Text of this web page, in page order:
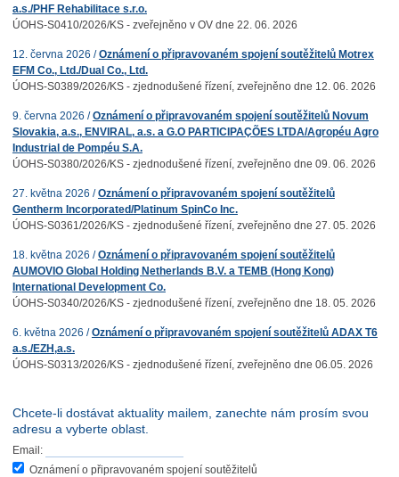
a.s./PHF Rehabilitace s.r.o.
ÚOHS-S0410/2026/KS - zveřejněno v OV dne 22. 06. 2026
12. června 2026 /Oznámení o připravovaném spojení soutěžitelů Motrex
EFM Co., Ltd./Dual Co., Ltd.
ÚOHS-S0389/2026/KS - zjednodušené řízení, zveřejněno dne 12. 06. 2026
9. června 2026 /Oznámení o připravovaném spojení soutěžitelů Novum
Slovakia, a.s., ENVIRAL, a.s. a G.O PARTICIPAÇÕES LTDA/Agropéu Agro
Industrial de Pompéu S.A.
ÚOHS-S0380/2026/KS - zjednodušené řízení, zveřejněno dne 09. 06. 2026
27. května 2026 /Oznámení o připravovaném spojení soutěžitelů
Gentherm Incorporated/Platinum SpinCo Inc.
ÚOHS-S0361/2026/KS - zjednodušené řízení, zveřejněno dne 27. 05. 2026
18. května 2026 /Oznámení o připravovaném spojení soutěžitelů
AUMOVIO Global Holding Netherlands B.V. a TEMB (Hong Kong)
International Development Co.
ÚOHS-S0340/2026/KS - zjednodušené řízení, zveřejněno dne 18. 05. 2026
6. května 2026 /Oznámení o připravovaném spojení soutěžitelů ADAX T6
a.s./EZH,a.s.
ÚOHS-S0313/2026/KS - zjednodušené řízení, zveřejněno dne 06.05. 2026
Chcete-li dostávat aktuality mailem, zanechte nám prosím svou
adresu a vyberte oblast.
Email:
Oznámení o připravovaném spojení soutěžitelů